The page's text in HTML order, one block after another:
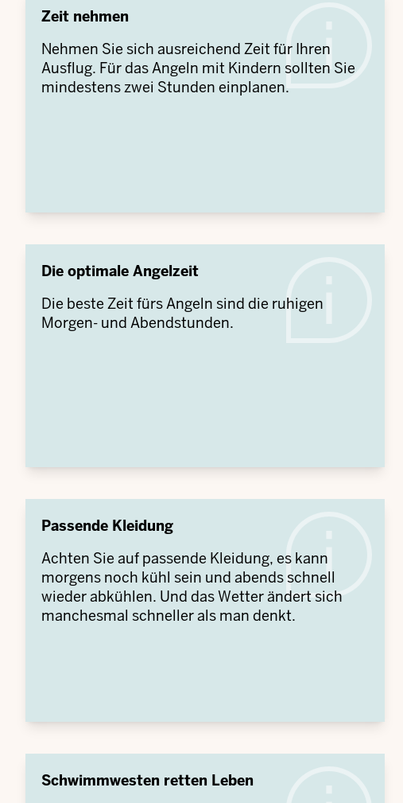
Zeit nehmen
Nehmen Sie sich ausreichend Zeit für Ihren
Ausflug. Für das Angeln mit Kindern sollten Sie
mindestens zwei Stunden einplanen.
Die optimale Angelzeit
Die beste Zeit fürs Angeln sind die ruhigen
Morgen- und Abendstunden.
Passende Kleidung
Achten Sie auf passende Kleidung, es kann
morgens noch kühl sein und abends schnell
wieder abkühlen. Und das Wetter ändert sich
manchesmal schneller als man denkt.
Schwimmwesten retten Leben